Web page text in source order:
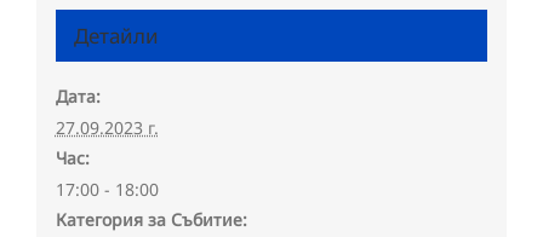
Детайли
Дата:
27.09.2023 г.
Час:
17:00 - 18:00
Категория за Събитие: